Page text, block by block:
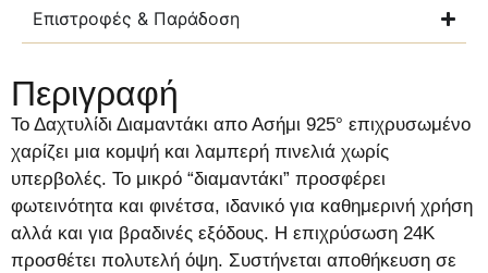
Επιστροφές & Παράδοση
Περιγραφή
Το Δαχτυλίδι Διαμαντάκι απο Ασήμι 925° επιχρυσωμένο
χαρίζει μια κομψή και λαμπερή πινελιά χωρίς
υπερβολές. Το μικρό “διαμαντάκι” προσφέρει
φωτεινότητα και φινέτσα, ιδανικό για καθημερινή χρήση
αλλά και για βραδινές εξόδους. Η επιχρύσωση 24Κ
προσθέτει πολυτελή όψη. Συστήνεται αποθήκευση σε